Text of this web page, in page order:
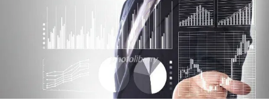
ゲ
ー
シ
ョ
ン
を
切
り